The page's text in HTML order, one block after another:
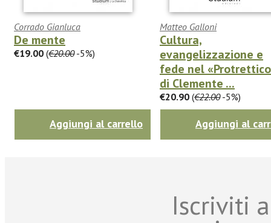
Corrado Gianluca
De mente
€19.00 (€20.00-5%)
Aggiungi al carrello
Matteo Galloni
Cultura,
evangelizzazione e
fede nel
di Clemente ...
€20.90 (€22.00-5%)
Aggiungi al
Iscriviti